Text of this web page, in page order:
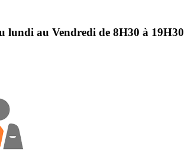
lundi au Vendredi de 8H30 à 19H30